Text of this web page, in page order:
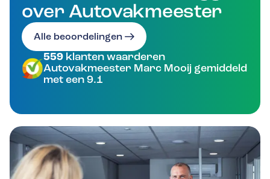
over Autovakmeester
Alle beoordelingen
559 klanten waarderen
Autovakmeester Marc Mooij gemiddeld
met een 9.1